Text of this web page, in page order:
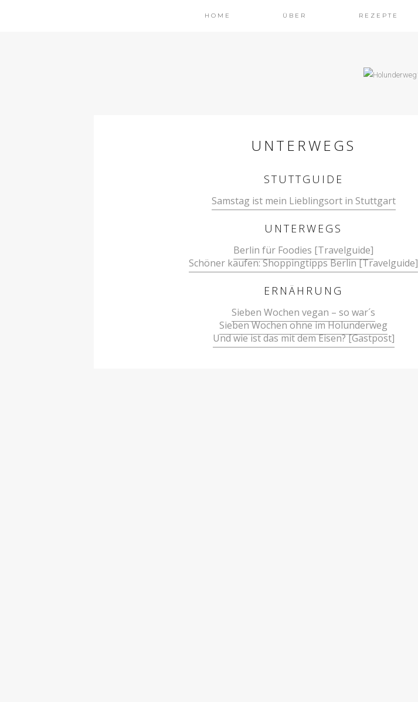
HOME ÜBER REZEPTE
UNTERWEGS
STUTTGUIDE
Samstag ist mein Lieblingsort in Stuttgart
UNTERWEGS
Berlin für Foodies [Travelguide]
Schöner kaufen: Shoppingtipps Berlin [Travelguide]
ERNÄHRUNG
Sieben Wochen vegan – so war´s
Sieben Wochen ohne im Holunderweg
Und wie ist das mit dem Eisen? [Gastpost]